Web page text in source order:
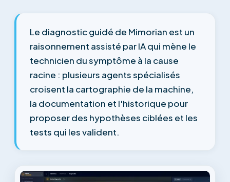
Le diagnostic guidé de Mimorian est un
raisonnement assisté par IA qui mène le
technicien du symptôme à la cause
racine : plusieurs agents spécialisés
croisent la cartographie de la machine,
la documentation et l'historique pour
proposer des hypothèses ciblées et les
tests qui les valident.